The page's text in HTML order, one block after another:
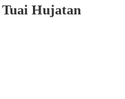
Tuai Hujatan